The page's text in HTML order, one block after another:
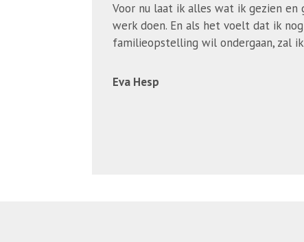
Voor nu laat ik alles wat ik gezien en
werk doen. En als het voelt dat ik
familieopstelling wil ondergaan, zal
Eva Hesp